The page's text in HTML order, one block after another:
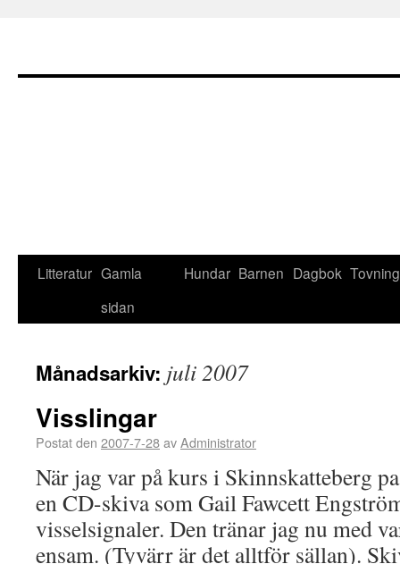
Litteratur Gamla
sidan
Hundar Barnen Dagbok Tovning
Månadsarkiv: juli 2007
Visslingar
Postat den 2007-7-28avAdministrator
När jag var på kurs i Skinnskatteberg
en CD-skiva som Gail Fawcett
visselsignaler. Den tränar jag nu med
ensam. (Tyvärr är det alltför sällan).